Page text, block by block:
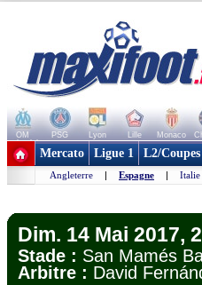
OM PSG Lyon Lille Monaco
+ de clubs
Mercato Ligue 1 L2/Coupes
Angleterre | Espagne | Italie
Dim. 14 Mai 2017,
Stade : San Mamés
Arbitre : David